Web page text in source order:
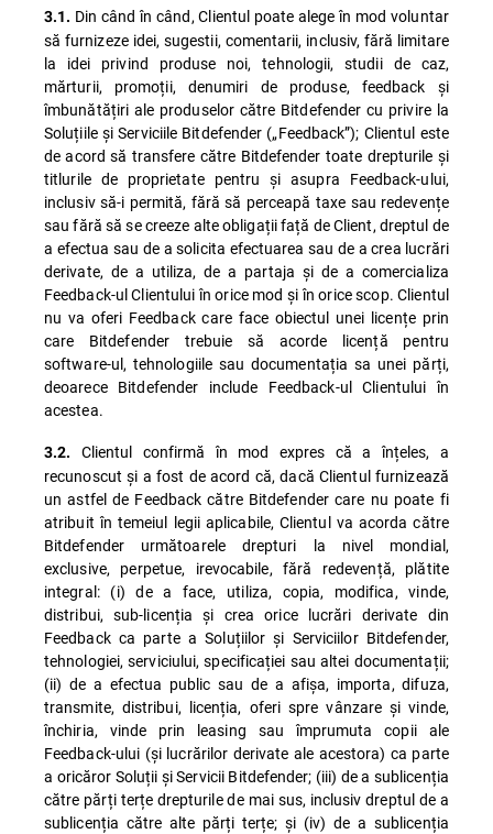
3.1. Din când în când, Clientul poate alege în mod voluntar
să furnizeze idei, sugestii, comentarii, inclusiv, fără limitare
la idei privind produse noi, tehnologii, studii de caz,
mărturii, promoții, denumiri de produse, feedback și
îmbunătățiri ale produselor către Bitdefender cu privire la
Soluțiile și Serviciile Bitdefender („Feedback”); Clientul este
de acord să transfere către Bitdefender toate drepturile și
titlurile de proprietate pentru și asupra Feedback-ului,
inclusiv să-i permită, fără să perceapă taxe sau redevențe
sau fără să se creeze alte obligații față de Client, dreptul de
a efectua sau de a solicita efectuarea sau de a crea lucrări
derivate, de a utiliza, de a partaja și de a comercializa
Feedback-ul Clientului în orice mod și în orice scop. Clientul
nu va oferi Feedback care face obiectul unei licențe prin
care Bitdefender trebuie să acorde licență pentru
software-ul, tehnologiile sau documentația sa unei părți,
deoarece Bitdefender include Feedback-ul Clientului în
acestea.
3.2.
Clientul confirmă în mod expres că a înțeles, a
recunoscut și a fost de acord că, dacă Clientul furnizează
un astfel de Feedback către Bitdefender care nu poate fi
atribuit în temeiul legii aplicabile, Clientul va acorda către
Bitdefender următoarele drepturi la nivel mondial,
exclusive, perpetue, irevocabile, fără redevență, plătite
integral: (i) de a face, utiliza, copia, modifica, vinde,
distribui, sub-licenția și crea orice lucrări derivate din
Feedback ca parte a Soluțiilor și Serviciilor Bitdefender,
tehnologiei, serviciului, specificației sau altei documentații;
(ii) de a efectua public sau de a afișa, importa, difuza,
transmite, distribui, licenția, oferi spre vânzare și vinde,
închiria, vinde prin leasing sau împrumuta copii ale
Feedback-ului (și lucrărilor derivate ale acestora) ca parte
a oricăror Soluții și Servicii Bitdefender; (iii) de a sublicenția
către părți terțe drepturile de mai sus, inclusiv dreptul de a
sublicenția către alte părți terțe; și (iv) de a sublicenția